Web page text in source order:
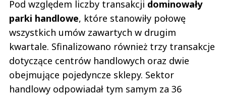
Pod względem liczby transakcji dominowały
parki handlowe, które stanowiły połowę
wszystkich umów zawartych w drugim
kwartale. Sfinalizowano również trzy transakcje
dotyczące centrów handlowych oraz dwie
obejmujące pojedyncze sklepy. Sektor
handlowy odpowiadał tym samym za 36